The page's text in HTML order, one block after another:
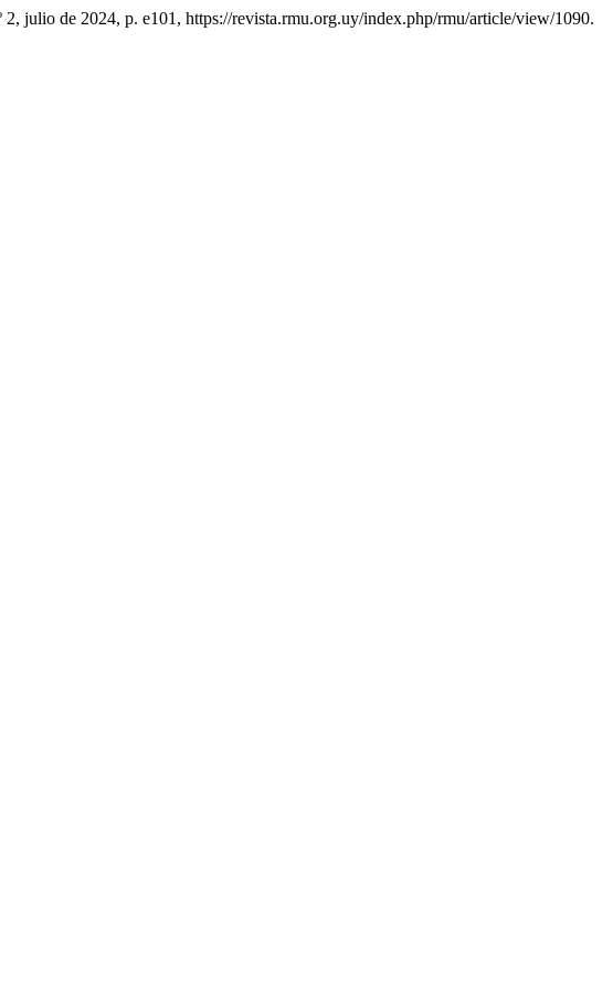
2, julio de 2024, p. e101, https://revista.rmu.org.uy/index.php/rmu/article/view/1090.